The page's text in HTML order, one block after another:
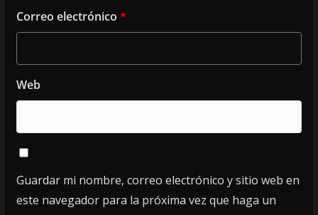
Correo electrónico *
Web
Guardar mi nombre, correo electrónico y sitio web en
este navegador para la próxima vez que haga un